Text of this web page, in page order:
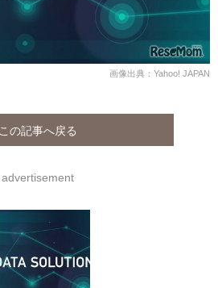
画像出典：Yahoo! JAPAN
この記事へ戻る
advertisement